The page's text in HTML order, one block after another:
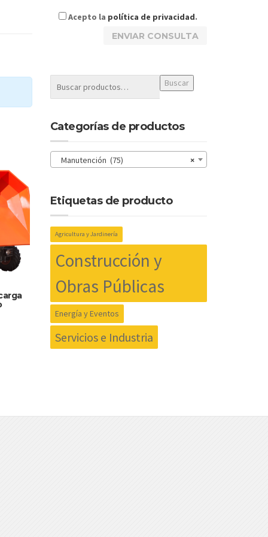
Acepto la política de privacidad.
Buscar
Categorías de productos
×
Manutención (75)
Etiquetas de producto
Agricultura y Jardinería
Construcción y
Obras Públicas
Energía y Eventos
Servicios e Industria